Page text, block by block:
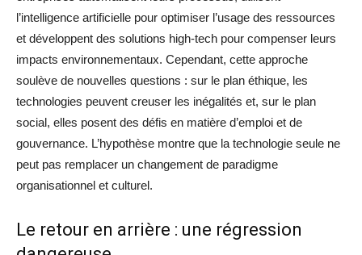
l’intelligence artificielle pour optimiser l’usage des ressources
et développent des solutions high-tech pour compenser leurs
impacts environnementaux. Cependant, cette approche
soulève de nouvelles questions : sur le plan éthique, les
technologies peuvent creuser les inégalités et, sur le plan
social, elles posent des défis en matière d’emploi et de
gouvernance. L’hypothèse montre que la technologie seule ne
peut pas remplacer un changement de paradigme
organisationnel et culturel.
Le retour en arrière : une régression